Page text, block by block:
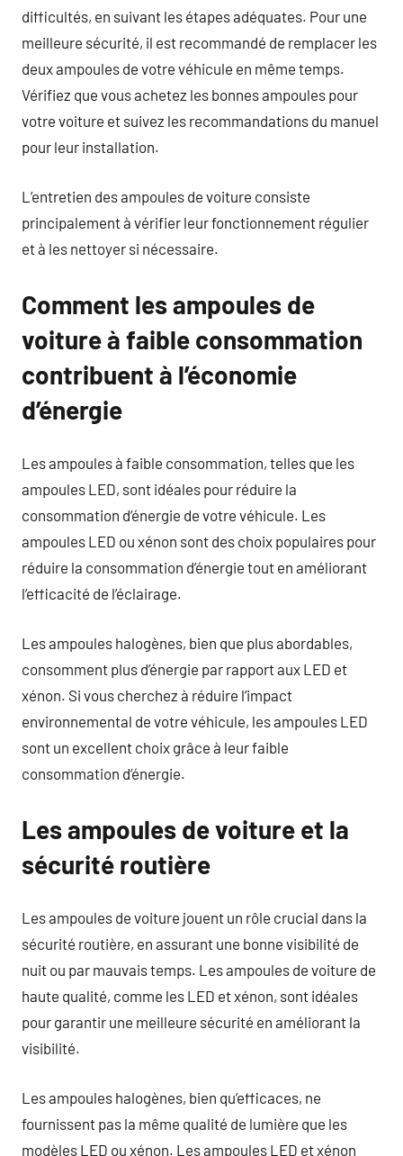
difficultés, en suivant les étapes adéquates. Pour une
meilleure sécurité, il est recommandé de remplacer les
deux ampoules de votre véhicule en même temps.
Vérifiez que vous achetez les bonnes ampoules pour
votre voiture et suivez les recommandations du manuel
pour leur installation.
L’entretien des ampoules de voiture consiste
principalement à vérifier leur fonctionnement régulier
et à les nettoyer si nécessaire.
Comment les ampoules de
voiture à faible consommation
contribuent à l’économie
d’énergie
Les ampoules à faible consommation, telles que les
ampoules LED, sont idéales pour réduire la
consommation d’énergie de votre véhicule. Les
ampoules LED ou xénon sont des choix populaires pour
réduire la consommation d’énergie tout en améliorant
l’efficacité de l’éclairage.
Les ampoules halogènes, bien que plus abordables,
consomment plus d’énergie par rapport aux LED et
xénon. Si vous cherchez à réduire l’impact
environnemental de votre véhicule, les ampoules LED
sont un excellent choix grâce à leur faible
consommation d’énergie.
Les ampoules de voiture et la
sécurité routière
Les ampoules de voiture jouent un rôle crucial dans la
sécurité routière, en assurant une bonne visibilité de
nuit ou par mauvais temps. Les ampoules de voiture de
haute qualité, comme les LED et xénon, sont idéales
pour garantir une meilleure sécurité en améliorant la
visibilité.
Les ampoules halogènes, bien qu’efficaces, ne
fournissent pas la même qualité de lumière que les
modèles LED ou xénon. Les ampoules LED et xénon